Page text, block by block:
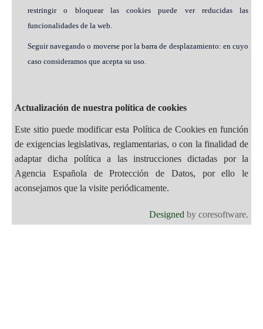
restringir o bloquear las cookies puede ver reducidas las
funcionalidades de la web.
Seguir navegando o moverse por la barra de desplazamiento: en cuyo
caso consideramos que acepta su uso.
Actualización de nuestra política de cookies
Este sitio puede modificar esta Política de Cookies en función
de exigencias legislativas, reglamentarias, o con la finalidad de
adaptar dicha política a las instrucciones dictadas por la
Agencia Española de Protección de Datos, por ello le
aconsejamos que la visite periódicamente.
Designed by coresoftware.